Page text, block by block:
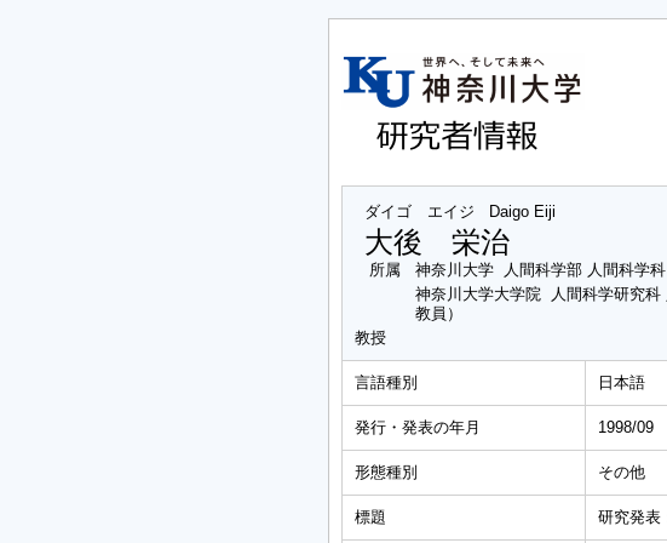
ダイゴ エイジ Daigo Eiji
大後 栄治
所属
神奈川大学 人間科学部 人間科学科
神奈川大学大学院 人間科学研究
教員）
教授
言語種別 日本語
発行・発表の年月 1998/09
形態種別 その他
標題 研究発表